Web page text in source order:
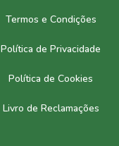
Termos e Condições
Política de Privacidade
Política de Cookies
Livro de Reclamações